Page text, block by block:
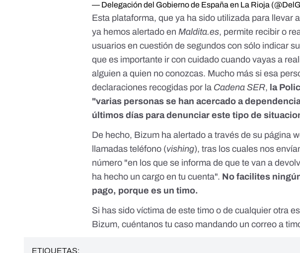
— Delegación del Gobierno de España en La Rioja
Esta plataforma, que ya ha sido utilizada para llevar
ya hemos alertado enMaldita.es, permite recibir o
usuarios en cuestión de segundos con sólo indicar
que es importante ir con cuidado cuando vayas a
alguien a quien no conozcas. Mucho más si esa
declaraciones recogidas por la Cadena SER, la
"varias personas se han acercado a
últimos días para denunciar este tipo de
De hecho, Bizum ha alertado a través de su página
llamadas teléfono (vishing), tras los cuales nos
número "en los que se informa de que te van a
ha hecho un cargo en tu cuenta". No facilites
pago, porque es un timo.
Si has sido víctima de este timo o de cualquier otra
Bizum, cuéntanos tu caso mandando un correo a
ETIQUETAS: